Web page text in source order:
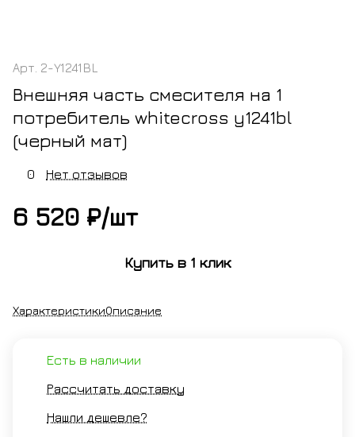
Арт. 2-Y1241BL
Внешняя часть смесителя на 1
потребитель whitecross y1241bl
(черный мат)
0 Нет отзывов
6 520 ₽/шт
Купить в 1 клик
ХарактеристикиОписание
Есть в наличии
Рассчитать доставку
Нашли дешевле?